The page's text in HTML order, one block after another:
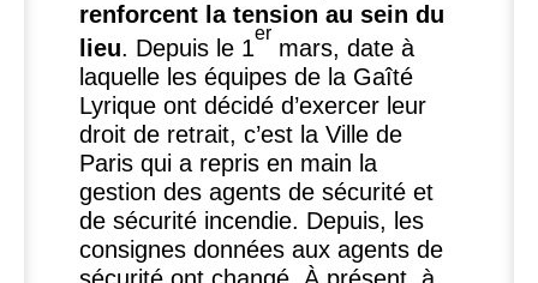
renforcent la tension au sein du
lieu. Depuis le 1
er
mars, date à
laquelle les équipes de la Gaîté
Lyrique ont décidé d’exercer leur
droit de retrait, c’est la Ville de
Paris qui a repris en main la
gestion des agents de sécurité et
de sécurité incendie. Depuis, les
consignes données aux agents de
sécurité ont changé. À présent, à